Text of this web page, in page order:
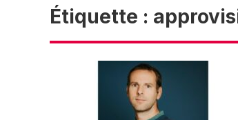
Étiquette :